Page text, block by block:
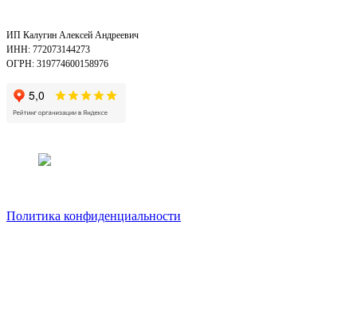
ИП Калугин Алексей Андреевич
ИНН: 772073144273
ОГРН: 319774600158976
Политика конфиденциальности